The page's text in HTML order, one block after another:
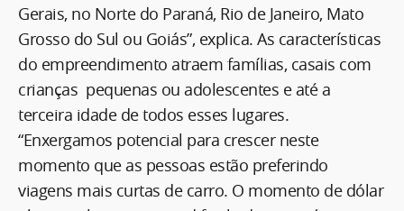
Gerais, no Norte do Paraná, Rio de Janeiro, Mato
Grosso do Sul ou Goiás”, explica. As características
do empreendimento atraem famílias, casais com
crianças pequenas ou adolescentes e até a
terceira idade de todos esses lugares.
“Enxergamos potencial para crescer neste
momento que as pessoas estão preferindo
viagens mais curtas de carro. O momento de dólar